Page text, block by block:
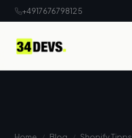
+4917676798125